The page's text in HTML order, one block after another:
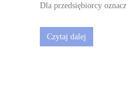
Dla przedsiębiorcy
Czytaj dalej